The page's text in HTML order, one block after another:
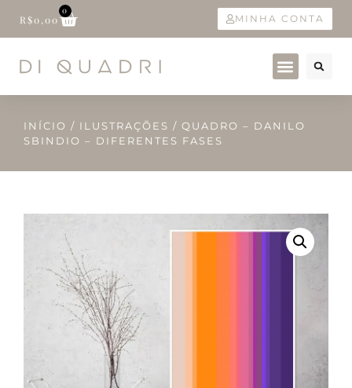
R$0,00
0
MINHA CONTA
INÍCIO / ILUSTRAÇÕES / QUADRO – DANILO
SBINDIO – DIFERENTES FASES